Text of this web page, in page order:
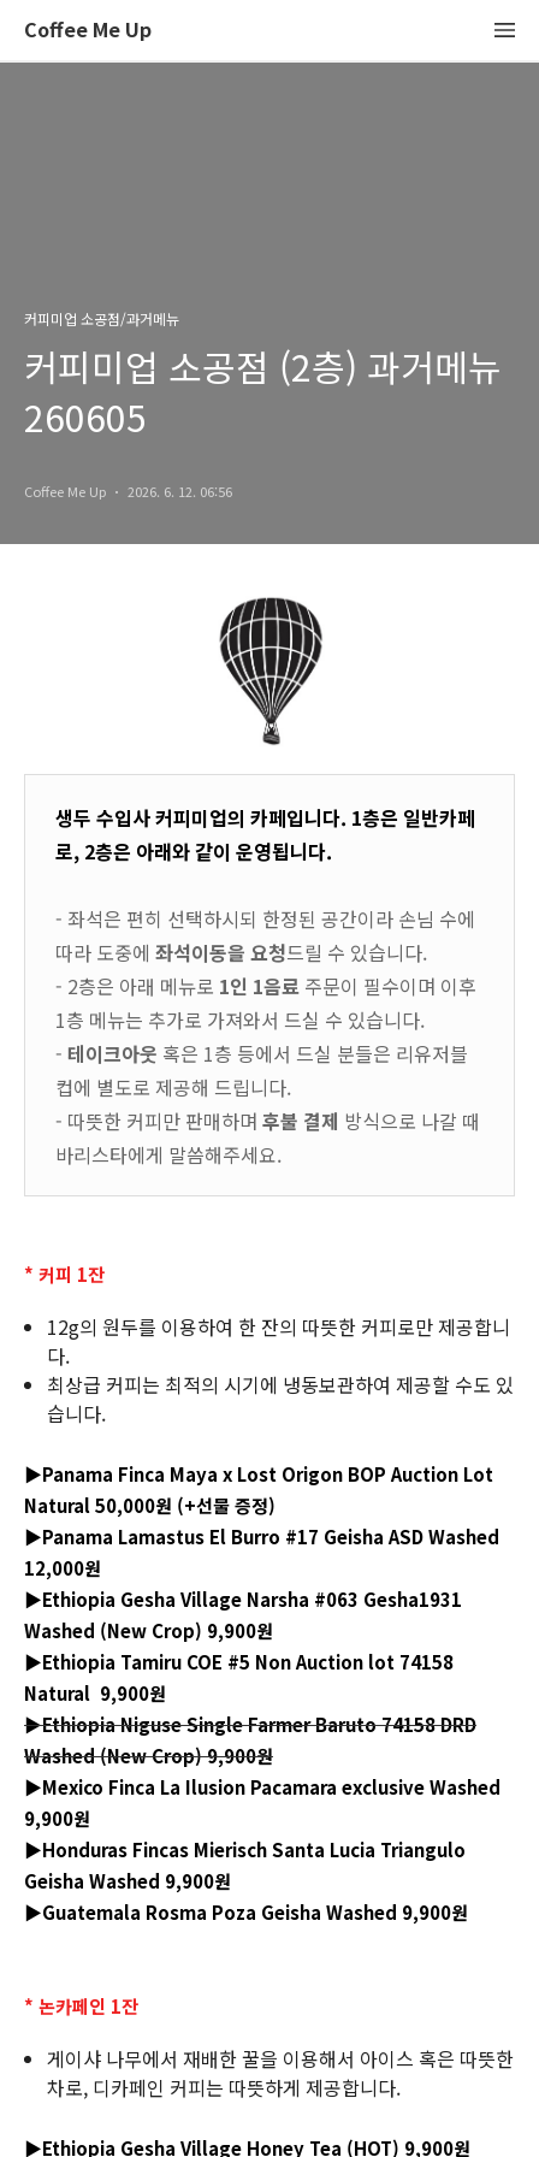
Coffee Me Up
커피미업 소공점/과거메뉴
커피미업 소공점 (2층) 과거메뉴
260605
Coffee Me Up 2026. 6. 12. 06:56
생두 수입사 커피미업의 카페입니다. 1층은 일반카페
로, 2층은 아래와 같이 운영됩니다.
- 좌석은 편히 선택하시되 한정된 공간이라 손님 수에
따라 도중에 좌석이동을 요청드릴 수 있습니다.
- 2층은 아래 메뉴로 1인 1음료 주문이 필수이며 이후
1층 메뉴는 추가로 가져와서 드실 수 있습니다.
- 테이크아웃 혹은 1층 등에서 드실 분들은 리유저블
컵에 별도로 제공해 드립니다.
- 따뜻한 커피만 판매하며 후불 결제 방식으로 나갈 때
바리스타에게 말씀해주세요.
* 커피 1잔
12g의 원두를 이용하여 한 잔의 따뜻한 커피로만 제공합니
다.
최상급 커피는 최적의 시기에 냉동보관하여 제공할 수도 있
습니다.
▶Panama Finca Maya x Lost Origon BOP Auction Lot
Natural 50,000원 (+선물 증정)
▶Panama Lamastus El Burro #17 Geisha ASD Washed
12,000원
▶Ethiopia Gesha Village Narsha #063 Gesha1931
Washed (New Crop) 9,900원
▶Ethiopia Tamiru COE #5 Non Auction lot 74158
Natural 9,900원
▶Ethiopia Niguse Single Farmer Baruto 74158 DRD
Washed (New Crop) 9,900원
▶Mexico Finca La Ilusion Pacamara exclusive Washed
9,900원
▶Honduras Fincas Mierisch Santa Lucia Triangulo
Geisha Washed 9,900원
▶Guatemala Rosma Poza Geisha Washed 9,900원
* 논카페인 1잔
게이샤 나무에서 재배한 꿀을 이용해서 아이스 혹은 따뜻한
차로, 디카페인 커피는 따뜻하게 제공합니다.
▶Ethiopia Gesha Village Honey Tea (HOT) 9,900원